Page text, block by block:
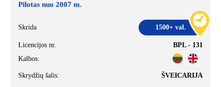
Pilotas nuo 2007 m.
Skrida 1500+ val.
Licencijos nr.
BPL - 131
Kalbos:
Skrydžių šalis: ŠVEICARIJA